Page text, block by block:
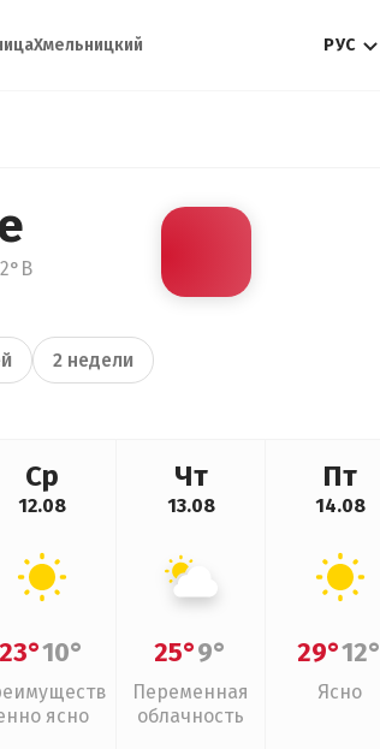
Хмельницкий РУС
2 недели
Ср
12.08
23°10°
ясно
Чт
13.08
25°9°
Переменная
облачность
Пт
14.08
29°12°
Ясно